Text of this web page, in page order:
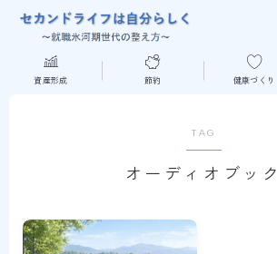
MENU
節約
資産形成 節約 健康づくり
TAG
オーディオブック